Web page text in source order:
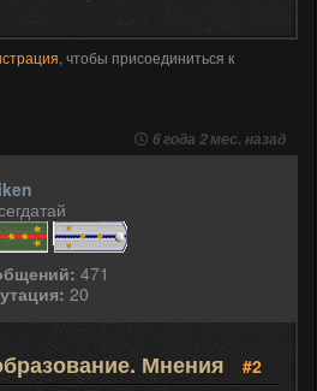
, чтобы присоединиться к
6 года 2 мес. назад
471
20
Мнения
#2